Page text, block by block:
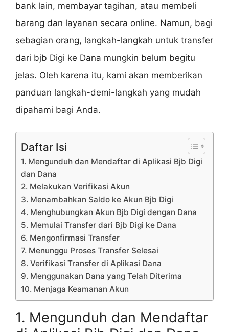
bank lain, membayar tagihan, atau membeli
barang dan layanan secara online. Namun, bagi
sebagian orang, langkah-langkah untuk transfer
dari bjb Digi ke Dana mungkin belum begitu
jelas. Oleh karena itu, kami akan memberikan
panduan langkah-demi-langkah yang mudah
dipahami bagi Anda.
Daftar Isi
1. Mengunduh dan Mendaftar di Aplikasi Bjb Digi
dan Dana
2. Melakukan Verifikasi Akun
3. Menambahkan Saldo ke Akun Bjb Digi
4. Menghubungkan Akun Bjb Digi dengan Dana
5. Memulai Transfer dari Bjb Digi ke Dana
6. Mengonfirmasi Transfer
7. Menunggu Proses Transfer Selesai
8. Verifikasi Transfer di Aplikasi Dana
9. Menggunakan Dana yang Telah Diterima
10. Menjaga Keamanan Akun
1. Mengunduh dan Mendaftar